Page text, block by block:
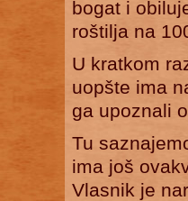
bogat i
roštilja na
U kratkom
uopšte ima
ga upoznali
Tu
ima još
Vlasnik je